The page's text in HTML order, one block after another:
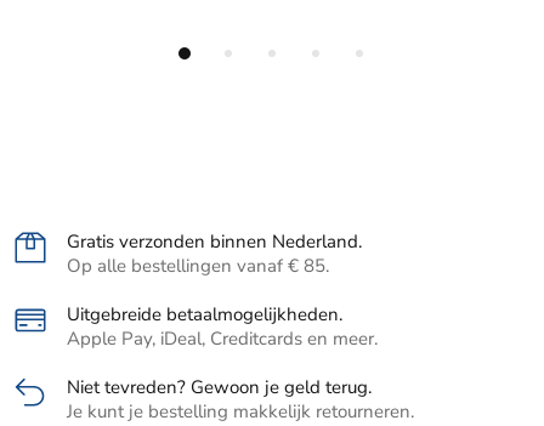
Gratis verzonden binnen Nederland.
Op alle bestellingen vanaf € 85.
Uitgebreide betaalmogelijkheden.
Apple Pay, iDeal, Creditcards en meer.
Niet tevreden? Gewoon je geld terug.
Je kunt je bestelling makkelijk retourneren.